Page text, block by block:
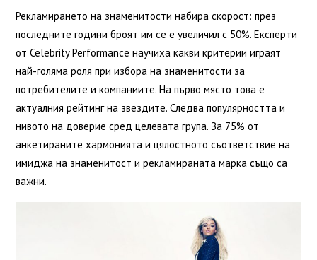
Рекламирането на знаменитости набира скорост: през
последните години броят им се е увеличил с 50%. Експерти
от Celebrity Performance научиха какви критерии играят
най-голяма роля при избора на знаменитости за
потребителите и компаниите. На първо място това е
актуалния рейтинг на звездите. Следва популярността и
нивото на доверие сред целевата група. За 75% от
анкетираните хармонията и цялостното съответствие на
имиджа на знаменитост и рекламираната марка също са
важни.